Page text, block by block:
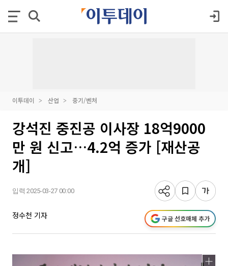
이투데이 산업 중기/벤처
강석진 중진공 이사장 18억9000
만 원 신고…4.2억 증가 [재산공
개]
입력 2025-03-27 00:00
정수천 기자 구글 선호매체 추가